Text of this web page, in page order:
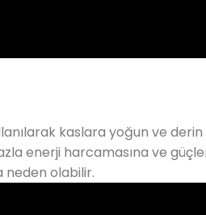
kaslara yoğun ve derin
enerji harcamasına ve
neden olabilir.